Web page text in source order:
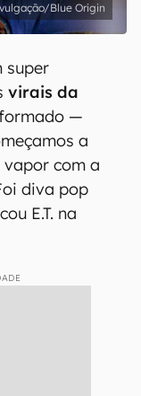
Blue Origin
super
virais da
—
a
com a
diva pop
E.T. na